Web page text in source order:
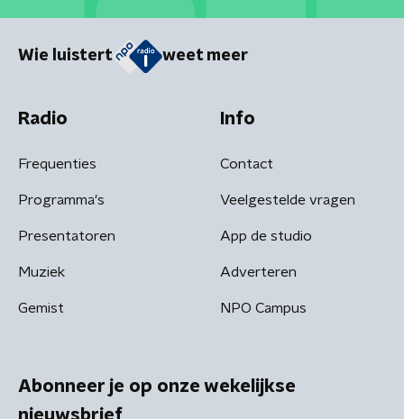
Wie luistert weet meer
Radio
Frequenties
Programma's
Presentatoren
Muziek
Gemist
Info
Contact
Veelgestelde vragen
App de studio
Adverteren
NPO Campus
Abonneer je op onze wekelijkse
nieuwsbrief